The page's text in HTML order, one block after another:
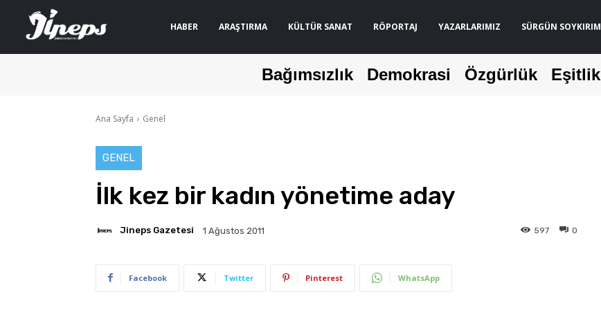
HABER ARAŞTIRMA KÜLTÜR SANAT RÖPORTAJ YAZARLARIMIZ SÜRGÜN SOYKIRIM
Bağımsızlık Demokrasi Özgürlük Eşitlik
Ana Sayfa Genel
GENEL
İlk kez bir kadın yönetime aday
Jineps Gazetesi 1 Ağustos 2011 0
597
Facebook Twitter Pinterest WhatsApp